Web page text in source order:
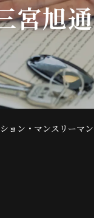
宮旭通
ョン・マンスリーマ